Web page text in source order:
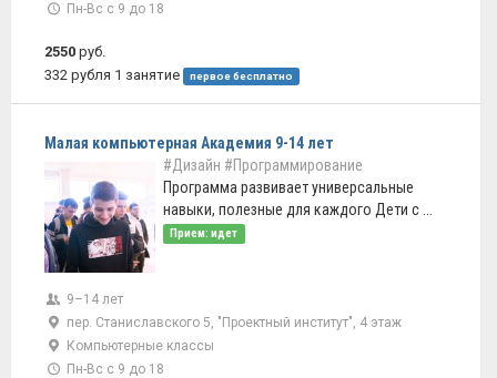
Пн-Вс с 9 до 18
2550 руб.
332 рубля 1 занятие
первое бесплатно
Малая компьютерная Академия 9-14 лет
#Дизайн #Программирование
Программа развивает универсальные
навыки, полезные для каждого Дети с ...
Прием: идет
9–14 лет
пер. Станиславского 5, "Проектный институт", 4 этаж
Компьютерные классы
Пн-Вс с 9 до 18